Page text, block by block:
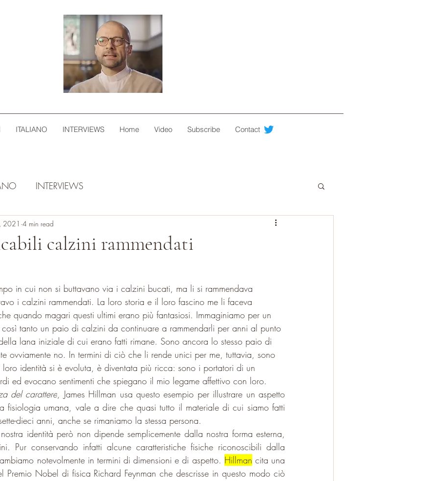
ITALIANO INTERVIEWS Home Video Subscribe Contact
INTERVIEWS
calzini rammendati
2021 4 min read
in cui non si buttavano via i calzini bucati, ma li si rammendava
i calzini rammendati. La loro storia e il loro fascino me li faceva
quando magari questi ultimi erano più fantasiosi. Immaginiamo per un
tanto un paio di calzini da continuare a rammendarli per anni al punto
lana iniziale di cui erano fatti rimane. Sono ancora lo stesso paio di
ovviamente no. In termini di ciò che li rende unici per me, tuttavia, sono
loro identità si è evoluta, è diventata più ricca: sono i portatori di un
ed evocano sentimenti che spiegano il mio legame affettivo con loro.
del carattere, James Hillman usa questo esempio per illustrare un aspetto
fisiologia umana, vale a dire che quasi tutto il materiale di cui siamo fatti
dieci anni, anche se rimaniamo la stessa persona.
identità però non dipende semplicemente dalla nostra forma esterna,
Pur conservando infatti alcune caratteristiche fisiche riconoscibili dalla
notevolmente in termini di dimensioni e di aspetto. Hillman cita una
Premio Nobel di fisica Richard Feynman che descrisse in questo modo ciò